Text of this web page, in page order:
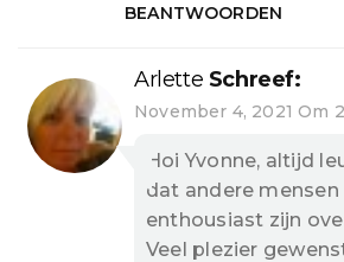
BEANTWOORDEN
Arlette Schreef:
November 4, 2021 Om
Hoi Yvonne, altijd
dat andere mensen
enthousiast zijn
Veel plezier